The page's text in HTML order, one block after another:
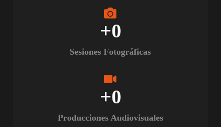
Sesiones Fotográficas
+0
Producciones Audiovisuales
+0